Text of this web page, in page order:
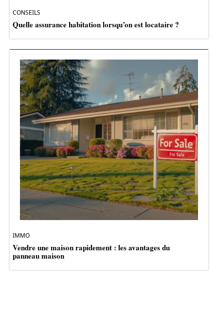
CONSEILS
Quelle assurance habitation lorsqu’on est locataire ?
IMMO
Vendre une maison rapidement : les avantages du
panneau maison